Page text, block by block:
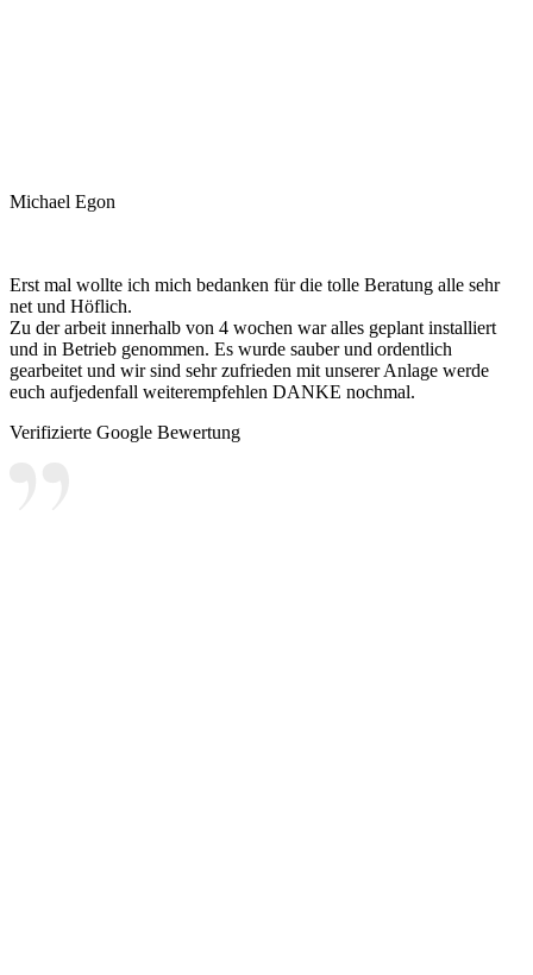
Michael Egon
Erst mal wollte ich mich bedanken für die tolle Beratung alle sehr
net und Höflich.
Zu der arbeit innerhalb von 4 wochen war alles geplant installiert
und in Betrieb genommen. Es wurde sauber und ordentlich
gearbeitet und wir sind sehr zufrieden mit unserer Anlage werde
euch aufjedenfall weiterempfehlen DANKE nochmal.
Verifizierte Google Bewertung